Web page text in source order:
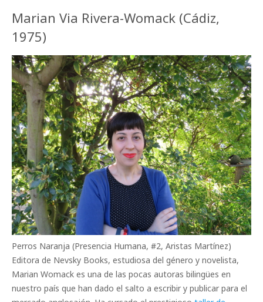
Marian Via Rivera-Womack (Cádiz,
1975)
Perros Naranja (Presencia Humana, #2, Aristas Martínez)
Editora de Nevsky Books, estudiosa del género y novelista,
Marian Womack es una de las pocas autoras bilingües en
nuestro país que han dado el salto a escribir y publicar para el